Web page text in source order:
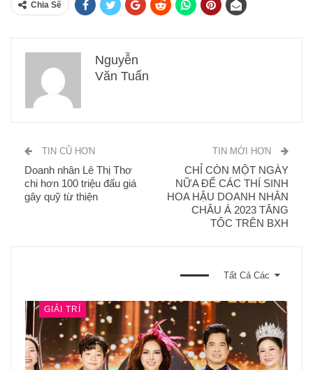
Chia Sẽ
Nguyễn
Văn Tuấn
TIN CŨ HƠN
Doanh nhân Lê Thị Thơ
chi hơn 100 triệu đấu giá
gây quỹ từ thiện
TIN MỚI HƠN
CHỈ CÒN MỘT NGÀY
NỮA ĐỂ CÁC THÍ SINH
HOA HẬU DOANH NHÂN
CHÂU Á 2023 TĂNG
TỐC TRÊN BXH
Tất Cả Các
GIẢI TRÍ